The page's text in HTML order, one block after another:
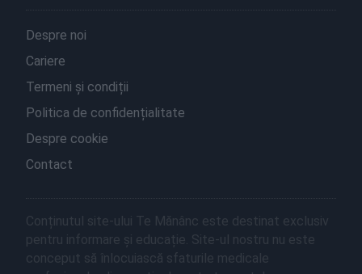
Despre noi
Cariere
Termeni și condiții
Politica de confidențialitate
Despre cookie
Contact
Conținutul site-ului Te Mănânc este destinat exclusiv
pentru informare și educație. Site-ul nostru nu este
conceput să înlocuiască sfaturile medicale